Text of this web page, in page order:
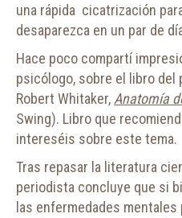
una rápida cicatrización
desaparezca en un par de
Hace poco compartí
psicólogo, sobre el libro
Robert Whitaker,Anatomía
Swing). Libro que
intereséis sobre este tema.
Tras repasar la literatura
periodista concluye que si
las enfermedades